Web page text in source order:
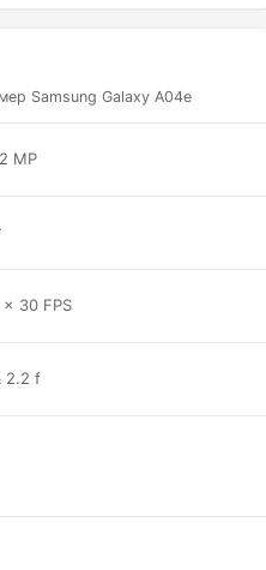
Samsung Galaxy A04e
MP
x 30 FPS
2.2 f